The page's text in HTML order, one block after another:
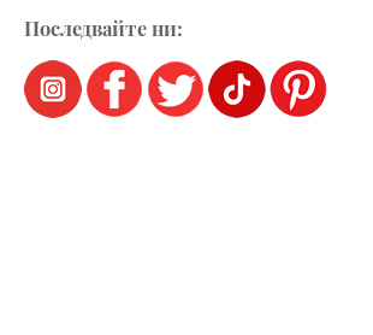
Последвайте ни: